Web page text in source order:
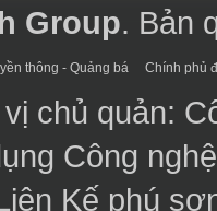
Group. Bản
thông - Quảng bá Chính phủ
chủ quản:
Công
Kế phú